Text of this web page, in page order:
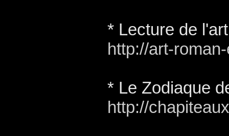
* Lecture de
http://art-
* Le Zodiaque
http://